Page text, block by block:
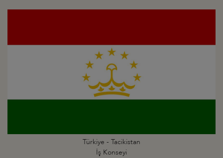
Türkiye - Tacikistan
İş Konseyi